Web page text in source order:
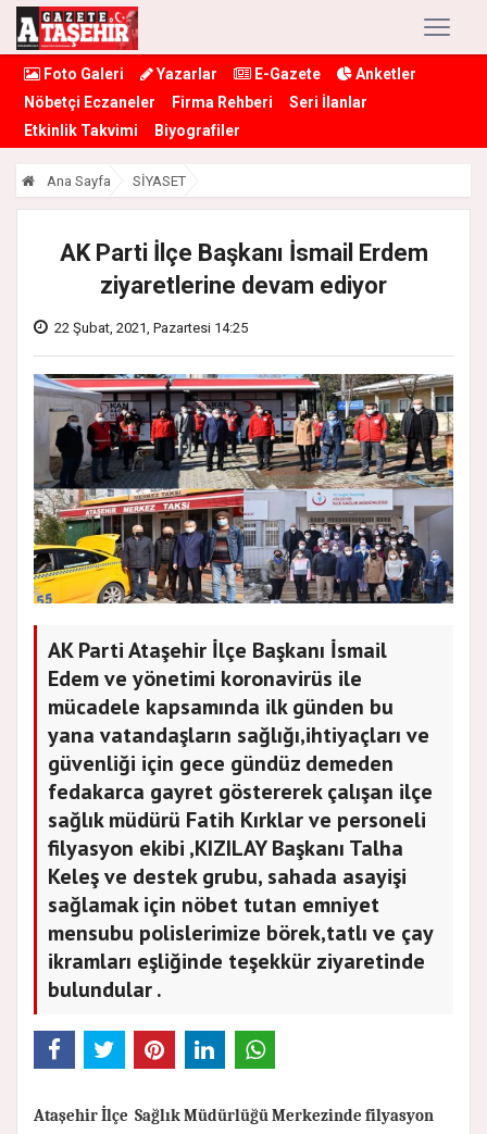
Foto Galeri Yazarlar E-Gazete
Anketler
Nöbetçi Eczaneler
Firma Rehberi
Seri İlanlar
Etkinlik Takvimi
Biyografiler
Ana Sayfa SİYASET
AK Parti İlçe Başkanı İsmail Erdem
ziyaretlerine devam ediyor
22 Şubat, 2021, Pazartesi 14:25
AK Parti Ataşehir İlçe Başkanı İsmail
Edem ve yönetimi koronavirüs ile
mücadele kapsamında ilk günden bu
yana vatandaşların sağlığı,ihtiyaçları ve
güvenliği için gece gündüz demeden
fedakarca gayret göstererek çalışan ilçe
sağlık müdürü Fatih Kırklar ve personeli
filyasyon ekibi ,KIZILAY Başkanı Talha
Keleş ve destek grubu, sahada asayişi
sağlamak için nöbet tutan emniyet
mensubu polislerimize börek,tatlı ve çay
ikramları eşliğinde teşekkür ziyaretinde
bulundular .
Ataşehir İlçe Sağlık Müdürlüğü Merkezinde filyasyon